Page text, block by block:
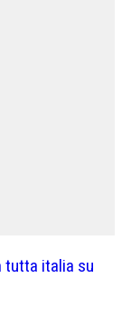
tutta italia su